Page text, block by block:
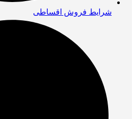
شرایط فروش اقساطی